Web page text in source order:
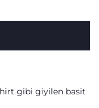
gibi giyilen basit